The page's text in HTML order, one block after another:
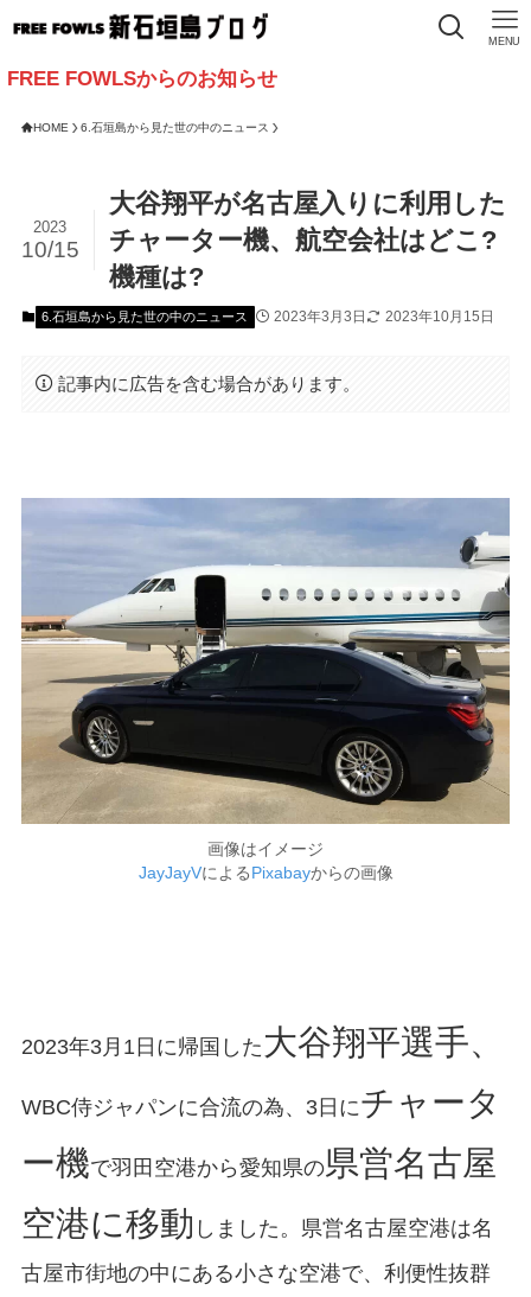
MENU
からのお知らせ
HOME 6.石垣島から見た世の中のニュース
大谷翔平が名古屋入りに利用した
チャーター機、航空会社はどこ?
機種は?
2023
10/15
6.石垣島から見た世の中のニュース 2023年3月3日 2023年10月15日
記事内に広告を含む場合があります。
画像はイメージ
JayJayVによるPixabayからの画像
2023年3月1日に帰国した 大谷翔平選手、
WBC侍ジャパンに合流の為、3日にチャータ
ー機で羽田空港から愛知県の県営名古屋
空港に移動 しました。県営名古屋空港は名
古屋市街地の中にある小さな空港で、利便性抜群